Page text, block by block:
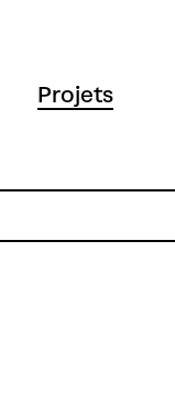
Projets